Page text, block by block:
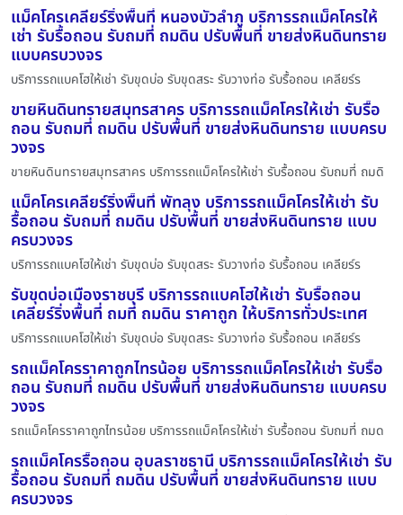
แม็คโครเคลียร์ริ่งพื้นที่ หนองบัวลำภู บริการรถแม็คโครให้
เช่า รับรื้อถอน รับถมที่ ถมดิน ปรับพื้นที่ ขายส่งหินดินทราย
แบบครบวงจร
บริการรถแบคโฮให้เช่า รับขุดบ่อ รับขุดสระ รับวางท่อ รับรื้อถอน เคลียร์ร
ขายหินดินทรายสมุทรสาคร บริการรถแม็คโครให้เช่า รับรื้อ
ถอน รับถมที่ ถมดิน ปรับพื้นที่ ขายส่งหินดินทราย แบบครบ
วงจร
ขายหินดินทรายสมุทรสาคร บริการรถแม็คโครให้เช่า รับรื้อถอน รับถมที่ ถมดิ
แม็คโครเคลียร์ริ่งพื้นที่ พัทลุง บริการรถแม็คโครให้เช่า รับ
รื้อถอน รับถมที่ ถมดิน ปรับพื้นที่ ขายส่งหินดินทราย แบบ
ครบวงจร
บริการรถแบคโฮให้เช่า รับขุดบ่อ รับขุดสระ รับวางท่อ รับรื้อถอน เคลียร์ร
รับขุดบ่อเมืองราชบุรี บริการรถแบคโฮให้เช่า รับรื้อถอน
เคลียร์ริ่งพื้นที่ ถมที่ ถมดิน ราคาถูก ให้บริการทั่วประเทศ
บริการรถแบคโฮให้เช่า รับขุดบ่อ รับขุดสระ รับวางท่อ รับรื้อถอน เคลียร์ร
รถแม็คโครราคาถูกไทรน้อย บริการรถแม็คโครให้เช่า รับรื้อ
ถอน รับถมที่ ถมดิน ปรับพื้นที่ ขายส่งหินดินทราย แบบครบ
วงจร
รถแม็คโครราคาถูกไทรน้อย บริการรถแม็คโครให้เช่า รับรื้อถอน รับถมที่ ถมด
รถแม็คโครรื้อถอน อุบลราชธานี บริการรถแม็คโครให้เช่า รับ
รื้อถอน รับถมที่ ถมดิน ปรับพื้นที่ ขายส่งหินดินทราย แบบ
ครบวงจร